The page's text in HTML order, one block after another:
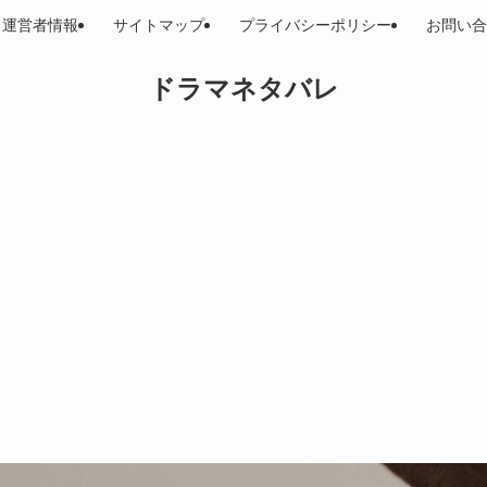
ドラマネタバレ
運営者情報 サイトマップ プライバシーポリシー お問い